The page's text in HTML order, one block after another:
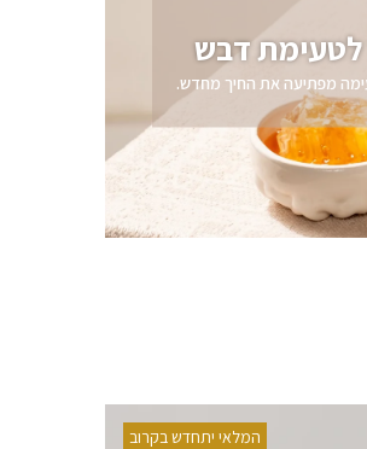
דבש
מפתיעה את החיך מחדש.
המלאי יתחדש בקרוב